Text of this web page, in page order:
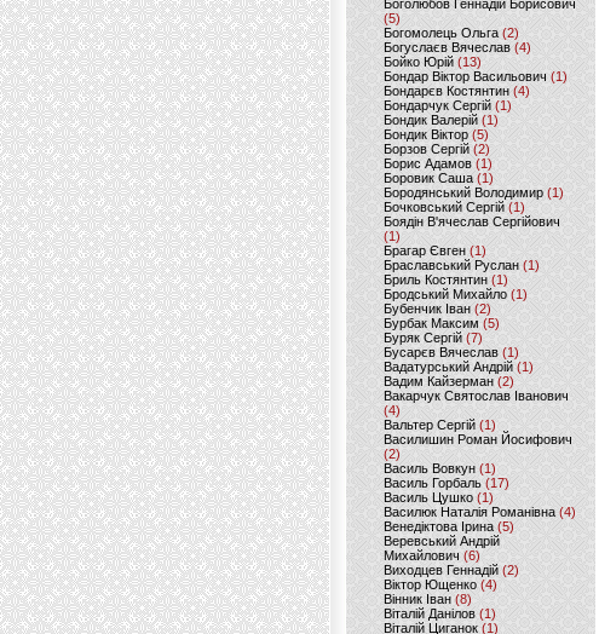
Боголюбов Геннадій Борисович
(5)
Богомолець Ольга (2)
Богуслаєв Вячеслав (4)
Бойко Юрій (13)
Бондар Віктор Васильович (1)
Бондарєв Костянтин (4)
Бондарчук Сергій(1)
Бондик Валерій (1)
Бондик Віктор(5)
Борзов Сергiй (2)
Борис Адамов(1)
Боровик Саша (1)
Бородянський Володимир (1)
Бочковський Сергій (1)
Боядін В'ячеслав Сергійович
(1)
Брагар Євген (1)
Браславський Руслан (1)
Бриль Костянтин (1)
Бродський Михайло (1)
Бубенчик Іван(2)
Бурбак Максим (5)
Буряк Сергій (7)
Бусарєв Вячеслав (1)
Вадатурський Андрій (1)
Вадим Кайзерман (2)
Вакарчук Святослав Іванович
(4)
Вальтер Сергій (1)
Василишин Роман Йосифович
(2)
Василь Вовкун (1)
Василь Горбаль (17)
Василь Цушко (1)
Василюк Наталія Романівна (4)
Венедіктова Ірина(5)
Веревський Андрій
Михайлович (6)
Виходцев Геннадій (2)
Віктор Ющенко (4)
Вінник Іван (8)
Віталій Данілов (1)
Віталій Циганок (1)